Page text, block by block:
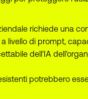
richiede una
livello di prompt,
dell'IA
potrebbero